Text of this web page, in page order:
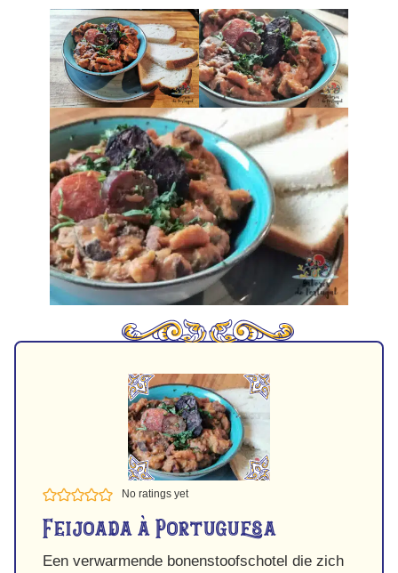
No ratings yet
Feijoada à Portuguesa
Een verwarmende bonenstoofschotel die zich